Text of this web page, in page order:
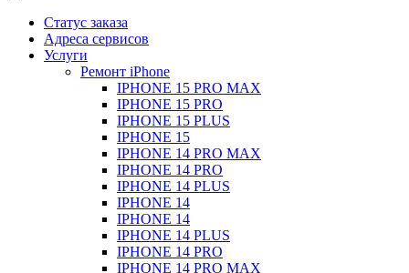
Статус заказа
Адреса сервисов
Услуги
Ремонт iPhone
IPHONE 15 PRO MAX
IPHONE 15 PRO
IPHONE 15 PLUS
IPHONE 15
IPHONE 14 PRO MAX
IPHONE 14 PRO
IPHONE 14 PLUS
IPHONE 14
IPHONE 14
IPHONE 14 PLUS
IPHONE 14 PRO
IPHONE 14 PRO MAX